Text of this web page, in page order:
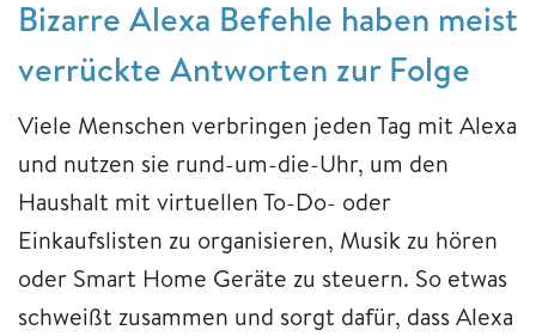
Bizarre Alexa Befehle haben meist
verrückte Antworten zur Folge
Viele Menschen verbringen jeden Tag mit Alexa
und nutzen sie rund-um-die-Uhr, um den
Haushalt mit virtuellen To-Do- oder
Einkaufslisten zu organisieren, Musik zu hören
oder Smart Home Geräte zu steuern. So etwas
schweißt zusammen und sorgt dafür, dass Alexa